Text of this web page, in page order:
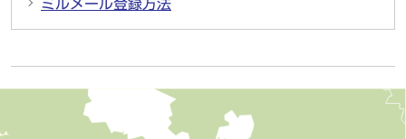
ミルメール登録方法